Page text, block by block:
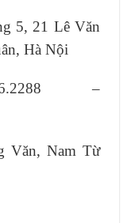
5, 21 Lê Văn
Hà Nội
–
Văn, Nam Từ